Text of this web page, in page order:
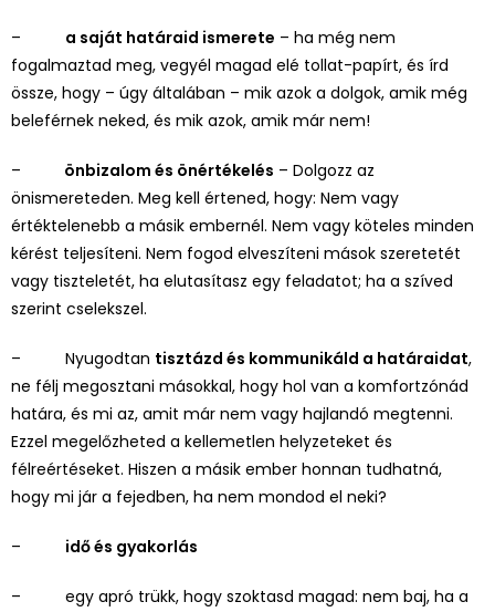
– a saját határaid ismerete – ha még nem
fogalmaztad meg, vegyél magad elé tollat-papírt, és írd
össze, hogy – úgy általában – mik azok a dolgok, amik még
beleférnek neked, és mik azok, amik már nem!
– önbizalom és önértékelés – Dolgozz az
önismereteden. Meg kell értened, hogy: Nem vagy
értéktelenebb a másik embernél. Nem vagy köteles minden
kérést teljesíteni. Nem fogod elveszíteni mások szeretetét
vagy tiszteletét, ha elutasítasz egy feladatot; ha a szíved
szerint cselekszel.
– Nyugodtan tisztázd és kommunikáld a határaidat,
ne félj megosztani másokkal, hogy hol van a komfortzónád
határa, és mi az, amit már nem vagy hajlandó megtenni.
Ezzel megelőzheted a kellemetlen helyzeteket és
félreértéseket. Hiszen a másik ember honnan tudhatná,
hogy mi jár a fejedben, ha nem mondod el neki?
– idő és gyakorlás
– egy apró trükk, hogy szoktasd magad: nem baj, ha a